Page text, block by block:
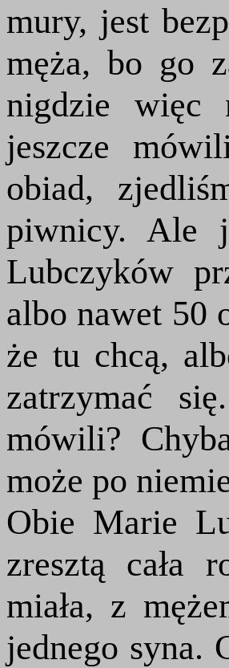
mury, jest
męża, bo go
nigdzie więc
jeszcze
obiad,
piwnicy. Ale
Lubczyków
albo nawet 50
że tu chcą,
zatrzymać
mówili?
może po
Obie Marie
zresztą cała
miała, z
jednego syna.